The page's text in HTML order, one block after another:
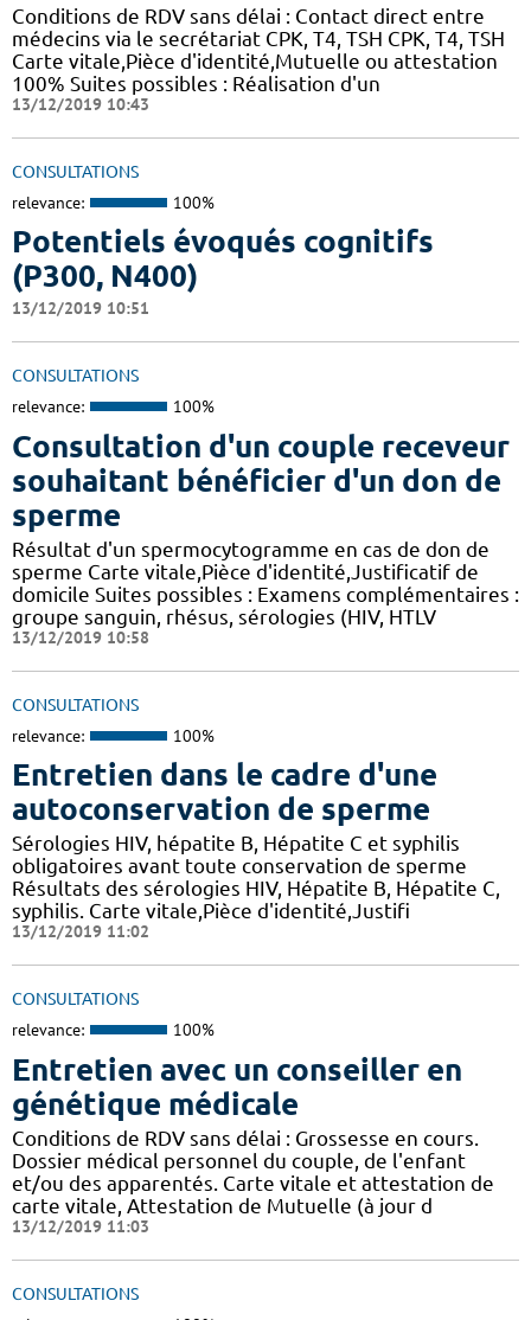
Conditions de RDV sans délai : Contact direct entre
médecins via le secrétariat CPK, T4, TSH CPK, T4, TSH
Carte vitale,Pièce d'identité,Mutuelle ou attestation
100% Suites possibles : Réalisation d'un
13/12/2019 10:43
CONSULTATIONS
relevance: 100%
Potentiels évoqués cognitifs
(P300, N400)
13/12/2019 10:51
CONSULTATIONS
relevance: 100%
Consultation d'un couple receveur
souhaitant bénéficier d'un don de
sperme
Résultat d'un spermocytogramme en cas de don de
sperme Carte vitale,Pièce d'identité,Justificatif de
domicile Suites possibles : Examens complémentaires :
groupe sanguin, rhésus, sérologies (HIV, HTLV
13/12/2019 10:58
CONSULTATIONS
relevance: 100%
Entretien dans le cadre d'une
autoconservation de sperme
Sérologies HIV, hépatite B, Hépatite C et syphilis
obligatoires avant toute conservation de sperme
Résultats des sérologies HIV, Hépatite B, Hépatite C,
syphilis. Carte vitale,Pièce d'identité,Justifi
13/12/2019 11:02
CONSULTATIONS
relevance: 100%
Entretien avec un conseiller en
génétique médicale
Conditions de RDV sans délai : Grossesse en cours.
Dossier médical personnel du couple, de l'enfant
et/ou des apparentés. Carte vitale et attestation de
carte vitale, Attestation de Mutuelle (à jour d
13/12/2019 11:03
CONSULTATIONS